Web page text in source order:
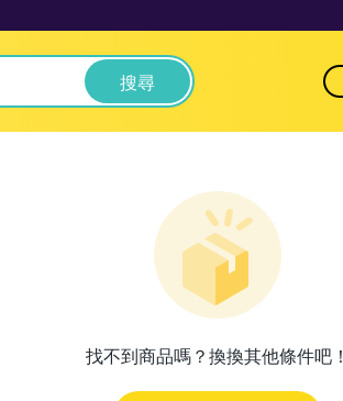
搜尋
找不到商品嗎？換換其他條件吧！